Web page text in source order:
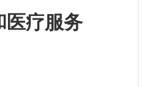
医疗服务